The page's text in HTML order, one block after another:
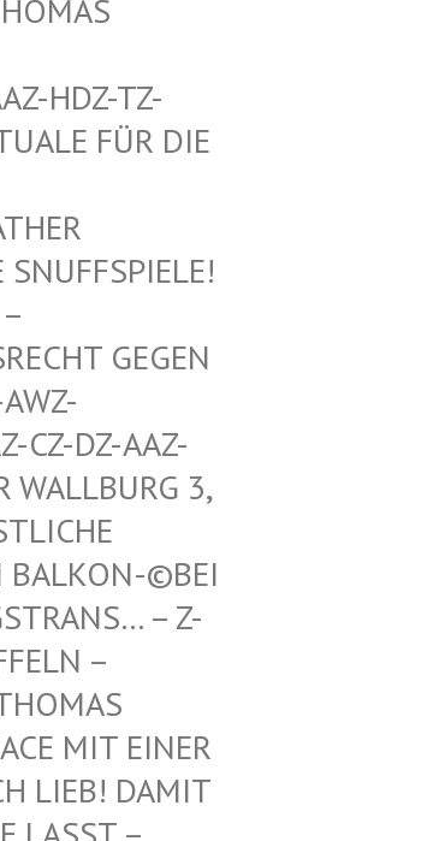
M
HDZ-TZ-AA
FÜR DIE VO
SA
KE
DEUTS
AAZ-ZZ-LZ-
3, 5. ETA
©BEI DEN BUN
– Z-WAIKI –
–
M
MIT EINER FR
DAMIT IH